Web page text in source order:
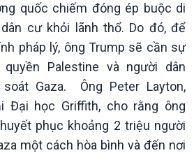
khí hậu
quốc chiếm đóng ép buộc di
cư khỏi lãnh thổ. Do đó, để
pháp lý, ông Trump sẽ cần sự
Palestine và người dân
Gaza. Ông Peter Layton,
Đại học Griffith, cho rằng ông
phục khoảng 2 triệu người
một cách hòa bình và đến nơi